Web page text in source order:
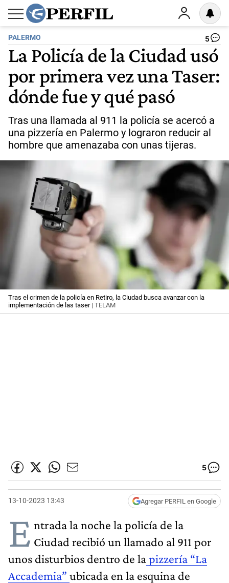
PALERMO 5
La Policía de la Ciudad usó
por primera vez una Taser:
dónde fue y qué pasó
Tras una llamada al 911 la policía se acercó a
una pizzería en Palermo y lograron reducir al
hombre que amenazaba con unas tijeras.
Tras el crimen de la policía en Retiro, la Ciudad busca avanzar con la
implementación de las taser| TELAM
5
13-10-2023 13:43 Agregar PERFIL en Google
E ntrada la noche la policía de la
Ciudad recibió un llamado al 911 por
unos disturbios dentro de lapizzería “La
Accademia” ubicada en la esquina de